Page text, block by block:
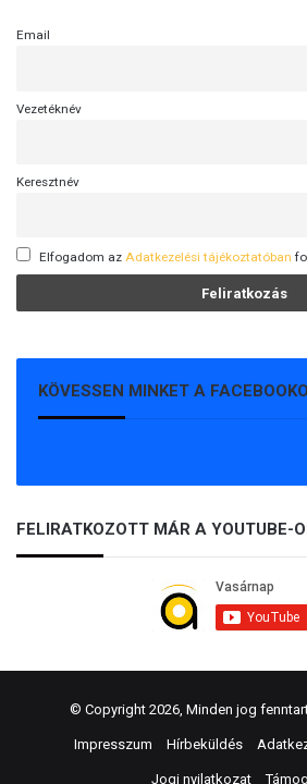
Email
Vezetéknév
Keresztnév
Elfogadom az Adatkezelési tájékoztatóban
KÖVESSEN MINKET A
FELIRATKOZOTT MÁR A YOUTUBE-
© Copyright 2026, Minden jog
Impresszum Hírbeküldés
Jogi nyilatkozat